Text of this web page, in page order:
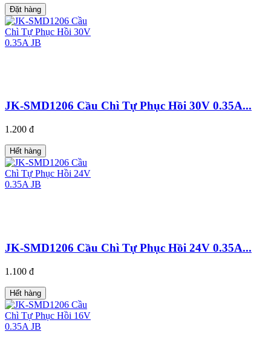
Đặt hàng
JK-SMD1206 Cầu Chì Tự Phục Hồi 30V 0.35A...
1.200 đ
Hết hàng
JK-SMD1206 Cầu Chì Tự Phục Hồi 24V 0.35A...
1.100 đ
Hết hàng